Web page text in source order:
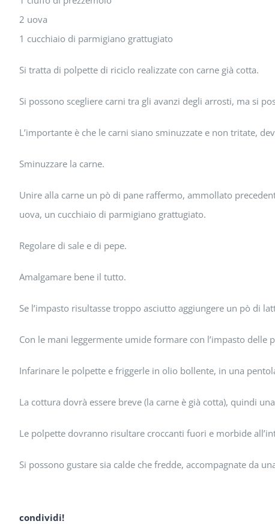
2 uova
1 cucchiaio di parmigiano grattugiato
Si tratta di polpette di riciclo realizzate con carne già cotta.
Si possono scegliere carni tra gli avanzi degli arrosti, ma si
L’importante è che le carni siano sminuzzate e non tritate,
Sminuzzare la carne.
Unire alla carne un pò di pane raffermo, ammollato
uova, un cucchiaio di parmigiano grattugiato.
Regolare di sale e di pepe.
Amalgamare bene il tutto.
Se l’impasto risultasse troppo asciutto aggiungere un pò di
Con le mani leggermente umide formare con l’impasto delle
Infarinare le polpette e friggerle in olio bollente, in una
La cottura dovrà essere breve (la carne è già cotta), quindi
Le polpette dovranno risultare croccanti fuori e morbide
Si possono gustare sia calde che fredde, accompagnate da
condividi!